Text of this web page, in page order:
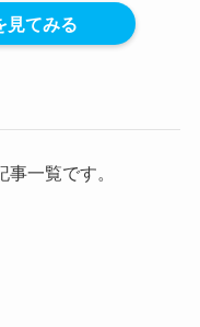
見てみる
一覧です。